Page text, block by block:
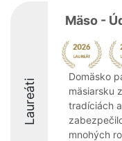
Laureáti
Mäso -
Domäsko
mäsiarsku
tradíciách
mnohých